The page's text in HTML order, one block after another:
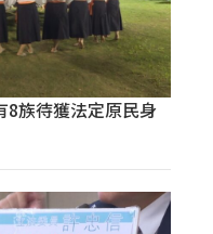
8族待獲法定原民身